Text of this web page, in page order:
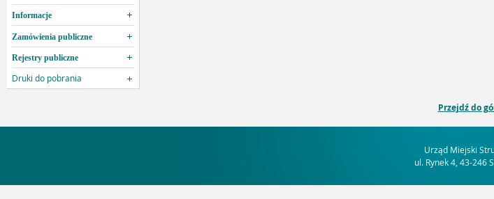
Informacje
Zamówienia publiczne
Rejestry publiczne
Druki do pobrania
Przejdź do
Urząd Miejski
ul. Rynek 4, 43-246